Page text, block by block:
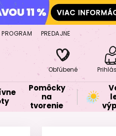
PREDAJNE
Obľúbené
Pomôcky
na
tvorenie